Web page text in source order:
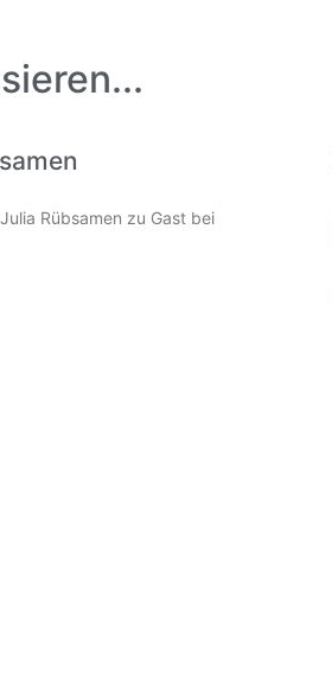
Rübsamen zu Gast bei